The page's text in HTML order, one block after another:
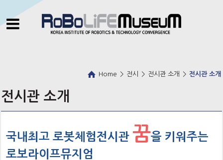
Home > 전시 > 전시관 소개 > 전시관 소개
전시관 소개
국내최고 로봇체험전시관 꿈을 키워주는
로보라이프뮤지엄